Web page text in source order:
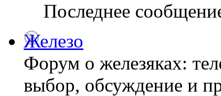
Последнее
Железо
Форум о железяках:
выбор, обсуждение и